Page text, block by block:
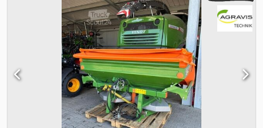
(0080) Système de pesée (0090) Prise de force